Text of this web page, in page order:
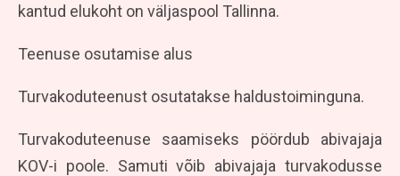
kantud elukoht on väljaspool Tallinna.
Teenuse osutamise alus
Turvakoduteenust osutatakse haldustoiminguna.
Turvakoduteenuse saamiseks pöördub abivajaja
KOV-i poole. Samuti võib abivajaja turvakodusse